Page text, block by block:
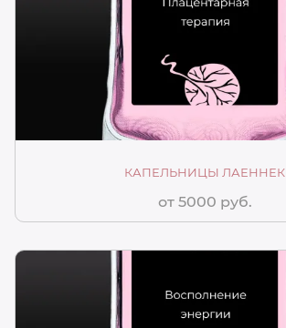
КАПЕЛЬНИЦЫ ЛАЕННЕК
от 5000 руб.